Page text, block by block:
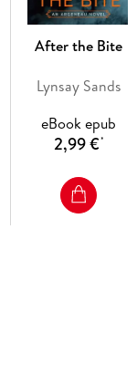
After the Bite
Lynsay Sands
eBook epub
2,99 €*